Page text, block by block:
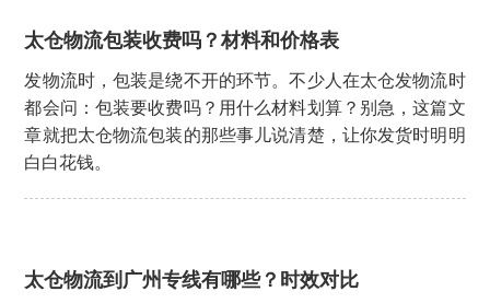
太仓物流包装收费吗？材料和价格表
发物流时，包装是绕不开的环节。不少人在太仓发物流时
都会问：包装要收费吗？用什么材料划算？别急，这篇文
章就把太仓物流包装的那些事儿说清楚，让你发货时明明
白白花钱。
太仓物流到广州专线有哪些？时效对比